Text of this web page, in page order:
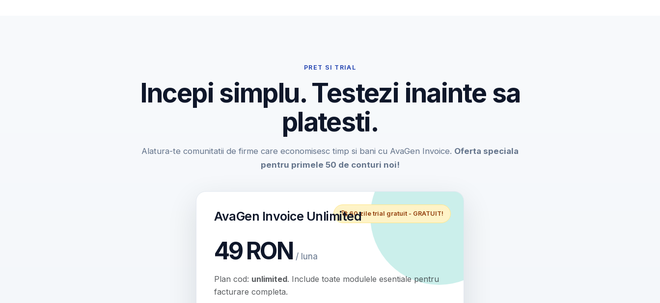
PRET SI TRIAL
Incepi simplu. Testezi inainte sa
platesti.
Alatura-te comunitatii de firme care economisesc timp si bani cu AvaGen Invoice. Oferta speciala
pentru primele 50 de conturi noi!
🚀 60 zile trial gratuit - GRATUIT!
AvaGen Invoice Unlimited
49 RON / luna
Plan cod: unlimited. Include toate modulele esentiale pentru
facturare completa.